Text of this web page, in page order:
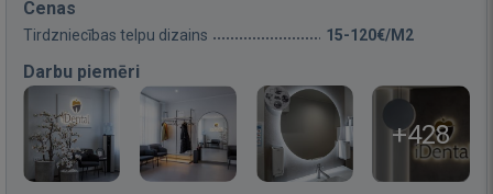
Cenas
Tirdzniecības telpu dizains 15-120€/M2
Darbu piemēri
+428